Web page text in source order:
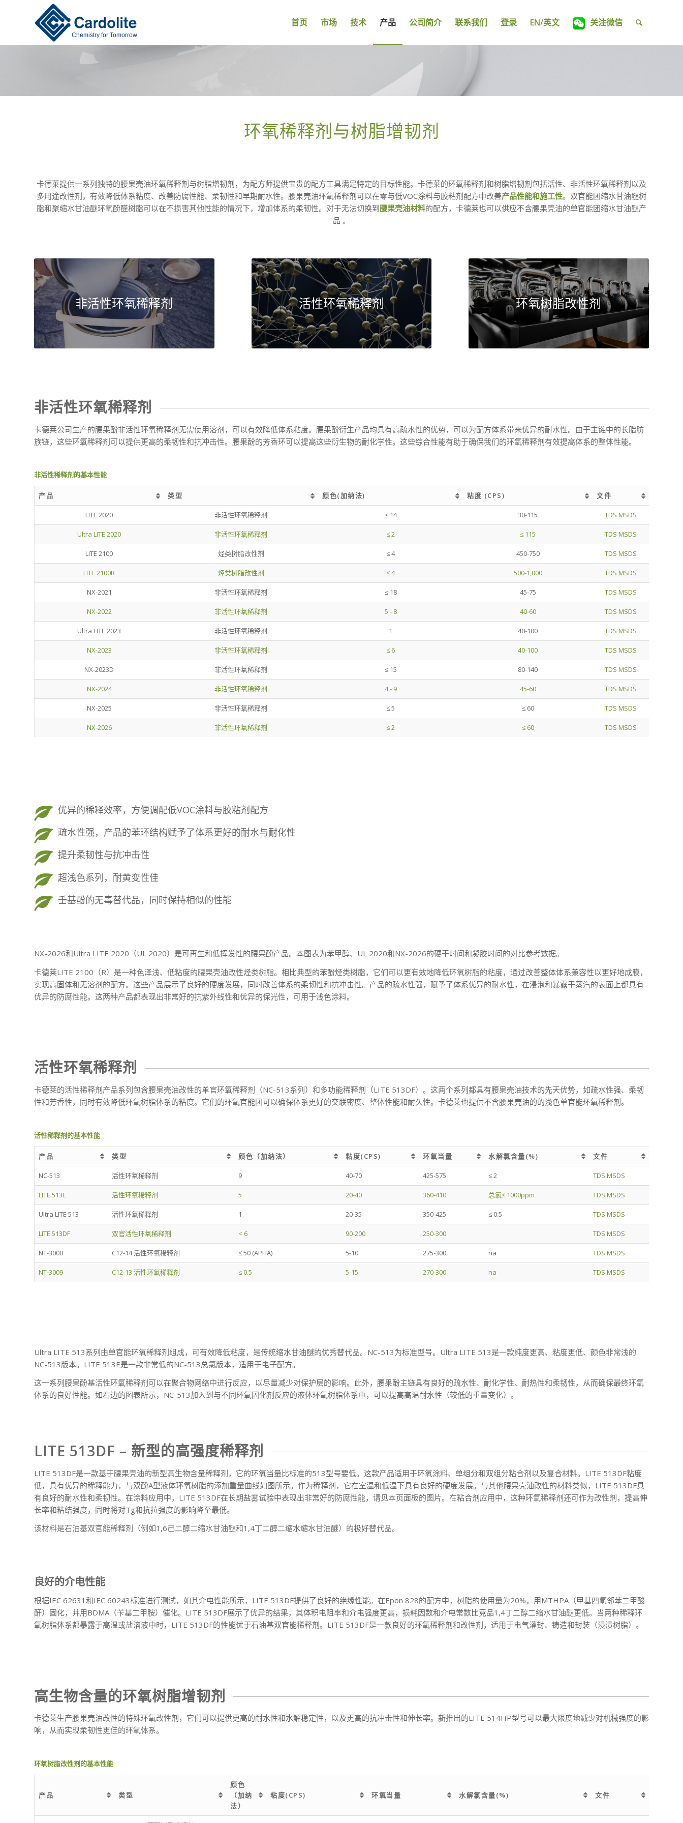
首页 市场 技术 产品 公司简介 联系我们 登录 EN/英文 关注微信
环氧稀释剂与树脂增韧剂
卡德莱提供一系列独特的腰果壳油环氧稀释剂与树脂增韧剂，为配方师提供宝贵的配方工具满足特定的目标性能。卡德莱的环氧稀释剂和树脂增韧剂包括活性、非活性环氧稀释剂以及
多用途改性剂，有效降低体系粘度、改善防腐性能、柔韧性和早期耐水性。腰果壳油环氧稀释剂可以在零与低VOC涂料与胶粘剂配方中改善产品性能和施工性。双官能团缩水甘油醚树
脂和聚缩水甘油醚环氧酚醛树脂可以在不损害其他性能的情况下，增加体系的柔韧性。对于无法切换到腰果壳油材料的配方，卡德莱也可以供应不含腰果壳油的单官能团缩水甘油醚产
品 。
非活性环氧稀释剂 活性环氧稀释剂 环氧树脂改性剂
非活性环氧稀释剂
卡德莱公司生产的腰果酚非活性环氧稀释剂无需使用溶剂，可以有效降低体系粘度。腰果酚衍生产品均具有高疏水性的优势，可以为配方体系带来优异的耐水性。由于主链中的长脂肪
族链，这些环氧稀释剂可以提供更高的柔韧性和抗冲击性。腰果酚的芳香环可以提高这些衍生物的耐化学性。这些综合性能有助于确保我们的环氧稀释剂有效提高体系的整体性能。
非活性稀释剂的基本性能
产品 类型 颜色(加纳法) 粘度 (CPS)
文件
文件
LITE 2020 非活性环氧稀释剂 ≤ 14 30-115 TDS MSDS
Ultra LITE 2020 非活性环氧稀释剂 ≤ 2 ≤ 115 TDS MSDS
LITE 2100 烃类树脂改性剂 ≤ 4 450-750 TDS MSDS
LITE 2100R 烃类树脂改性剂 ≤ 4 500-1,000 TDS MSDS
NX-2021 非活性环氧稀释剂 ≤ 18 45-75 TDS MSDS
NX-2022 非活性环氧稀释剂 5 - 8 40-60 TDS MSDS
Ultra LITE 2023 非活性环氧稀释剂 1 40-100 TDS MSDS
NX-2023 非活性环氧稀释剂 ≤ 6 40-100 TDS MSDS
NX-2023D 非活性环氧稀释剂 ≤ 15 80-140 TDS MSDS
NX-2024 非活性环氧稀释剂 4 - 9 45-60 TDS MSDS
NX-2025 非活性环氧稀释剂 ≤ 5 ≤ 60 TDS MSDS
NX-2026 非活性环氧稀释剂 ≤ 2 ≤ 60 TDS MSDS
优异的稀释效率，方便调配低VOC涂料与胶粘剂配方
疏水性强，产品的苯环结构赋予了体系更好的耐水与耐化性
提升柔韧性与抗冲击性
超浅色系列，耐黄变性佳
壬基酚的无毒替代品，同时保持相似的性能
NX-2026和Ultra LITE 2020（UL 2020）是可再生和低挥发性的腰果酚产品。本图表为苯甲醇、UL 2020和NX-2026的硬干时间和凝胶时间的对比参考数据。
卡德莱LITE 2100（R）是一种色泽浅、低粘度的腰果壳油改性烃类树脂。相比典型的苯酚烃类树脂，它们可以更有效地降低环氧树脂的粘度，通过改善整体体系兼容性以更好地成膜，
实现高固体和无溶剂的配方。这些产品展示了良好的硬度发展，同时改善体系的柔韧性和抗冲击性。产品的疏水性强，赋予了体系优异的耐水性，在浸泡和暴露于蒸汽的表面上都具有
优异的防腐性能。这两种产品都表现出非常好的抗紫外线性和优异的保光性，可用于浅色涂料。
活性环氧稀释剂
卡德莱的活性稀释剂产品系列包含腰果壳油改性的单官环氧稀释剂（NC-513系列）和多功能稀释剂（LITE 513DF）。这两个系列都具有腰果壳油技术的先天优势，如疏水性强、柔韧
性和芳香性，同时有效降低环氧树脂体系的粘度。它们的环氧官能团可以确保体系更好的交联密度、整体性能和耐久性。卡德莱也提供不含腰果壳油的的浅色单官能环氧稀释剂。
活性稀释剂的基本性能
产品 类型 颜色（加纳法） 粘度(CPS) 环氧当量 水解氯含量(%)
文件
产品
类型 颜色（加纳法） 粘度(CPS) 环氧当量 水解氯含量(%) 文件
NC-513 活性环氧稀释剂 9 40-70 425-575 ≤ 2 TDS MSDS
LITE 513E 活性环氧稀释剂 5 20-40 360-410 总氯≤ 1000ppm TDS MSDS
Ultra LITE 513 活性环氧稀释剂 1 20-35 350-425 ≤ 0.5 TDS MSDS
LITE 513DF 双官活性环氧稀释剂 < 6 90-200 250-300 TDS MSDS
NT-3000 C12-14 活性环氧稀释剂 ≤ 50 (APHA) 5-10 275-300 na TDS MSDS
NT-3009 C12-13 活性环氧稀释剂 ≤ 0.5 5-15 270-300 na TDS MSDS
Ultra LITE 513系列由单官能环氧稀释剂组成，可有效降低粘度，是传统缩水甘油醚的优秀替代品。NC-513为标准型号。Ultra LITE 513是一款纯度更高、粘度更低、颜色非常浅的
NC-513版本。LITE 513E是一款非常低的NC-513总氯版本，适用于电子配方。
这一系列腰果酚基活性环氧稀释剂可以在聚合物网络中进行反应，以尽量减少对保护层的影响。此外，腰果酚主链具有良好的疏水性、耐化学性、耐热性和柔韧性，从而确保最终环氧
体系的良好性能。如右边的图表所示，NC-513加入到与不同环氧固化剂反应的液体环氧树脂体系中，可以提高高温耐水性（较低的重量变化）。
LITE 513DF – 新型的高强度稀释剂
LITE 513DF是一款基于腰果壳油的新型高生物含量稀释剂，它的环氧当量比标准的513型号要低。这款产品适用于环氧涂料、单组分和双组分粘合剂以及复合材料。LITE 513DF粘度
低，具有优异的稀释能力，与双酚A型液体环氧树脂的添加重量曲线如图所示。作为稀释剂，它在室温和低温下具有良好的硬度发展。与其他腰果壳油改性的材料类似，LITE 513DF具
有良好的耐水性和柔韧性。在涂料应用中，LITE 513DF在长期盐雾试验中表现出非常好的防腐性能，请见本页面板的图片。在粘合剂应用中，这种环氧稀释剂还可作为改性剂，提高伸
长率和粘结强度，同时将对Tg和抗拉强度的影响降至最低。
该材料是石油基双官能稀释剂（例如1,6己二醇二缩水甘油醚和1,4丁二醇二缩水缩水甘油醚）的极好替代品。
良好的介电性能
根据IEC 62631和IEC 60243标准进行测试，如其介电性能所示，LITE 513DF提供了良好的绝缘性能。在Epon 828的配方中，树脂的使用量为20%，用MTHPA（甲基四氢邻苯二甲酸
酐）固化，并用BDMA（苄基二甲胺）催化。LITE 513DF展示了优异的结果，其体积电阻率和介电强度更高，损耗因数和介电常数比竞品1,4丁二醇二缩水甘油醚更低。当两种稀释环
氧树脂体系都暴露于高温或盐溶液中时，LITE 513DF的性能优于石油基双官能稀释剂。LITE 513DF是一款良好的环氧稀释剂和改性剂，适用于电气灌封、铸造和封装（浸渍树脂）。
高生物含量的环氧树脂增韧剂
卡德莱生产腰果壳油改性的特殊环氧改性剂，它们可以提供更高的耐水性和水解稳定性，以及更高的抗冲击性和伸长率。新推出的LITE 514HP型号可以最大限度地减少对机械强度的影
响，从而实现柔韧性更佳的环氧体系。
环氧树脂改性剂的基本性能
产品 类型
颜色
（加纳
法）
粘度(CPS) 环氧当量 水解氯含量(%) 文件